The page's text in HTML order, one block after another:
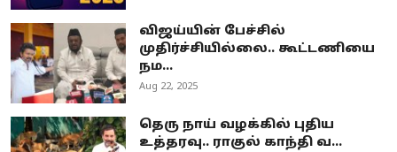
விஜய்யின் பேச்சில்
முதிர்ச்சியில்லை.. கூட்டணியை
நம...
Aug 22, 2025
தெரு நாய் வழக்கில் புதிய
உத்தரவு.. ராகுல் காந்தி வ...